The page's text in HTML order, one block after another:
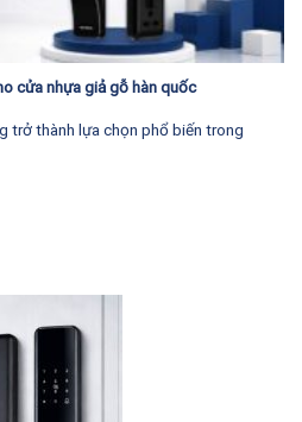
cửa nhựa giả gỗ hàn quốc
trở thành lựa chọn phổ biến trong